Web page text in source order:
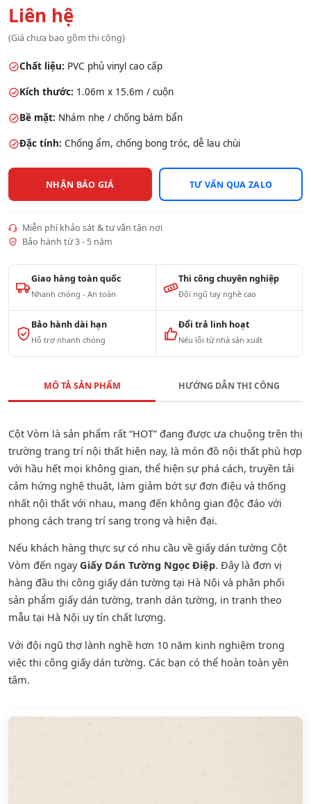
Liên hệ
(Giá chưa bao gồm thi công)
Chất liệu: PVC phủ vinyl cao cấp
Kích thước: 1.06m x 15.6m / cuộn
Bề mặt: Nhám nhẹ / chống bám bẩn
Đặc tính: Chống ẩm, chống bong tróc, dễ lau chùi
NHẬN BÁO GIÁ TƯ VẤN QUA ZALO
Miễn phí khảo sát & tư vấn tận nơi
Bảo hành từ 3 - 5 năm
Giao hàng toàn quốc
Nhanh chóng - An toàn
Thi công chuyên nghiệp
Đội ngũ tay nghề cao
Bảo hành dài hạn
Hỗ trợ nhanh chóng
Đổi trả linh hoạt
Nếu lỗi từ nhà sản xuất
MÔ TẢ SẢN PHẨM HƯỚNG DẪN THI CÔNG
Cột Vòm là sản phẩm rất “HOT” đang được ưa chuộng trên thị
trường trang trí nội thất hiện nay, là món đồ nội thất phù hợp
với hầu hết mọi không gian, thể hiện sự phá cách, truyền tải
cảm hứng nghệ thuật, làm giảm bớt sự đơn điệu và thống
nhất nội thất với nhau, mang đến không gian độc đáo với
phong cách trang trí sang trọng và hiện đại.
Nếu khách hàng thực sự có nhu cầu về giấy dán tường Cột
Vòm đến ngayGiấy Dán Tường Ngọc Điệp. Đây là đơn vị
hàng đầu thị công giấy dán tường tại Hà Nội và phân phối
sản phẩm giấy dán tường, tranh dán tường, in tranh theo
mẫu tại Hà Nội uy tín chất lượng.
Với đội ngũ thợ lành nghề hơn 10 năm kinh nghiệm trong
việc thi công giấy dán tường. Các bạn có thể hoàn toàn yên
tâm.